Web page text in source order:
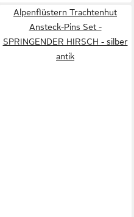
Alpenflüstern Trachtenhut
Ansteck-Pins Set -
SPRINGENDER HIRSCH - silber
antik